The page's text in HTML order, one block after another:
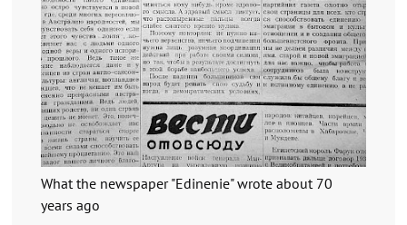
What the newspaper "Edinenie" wrote about 70
years ago